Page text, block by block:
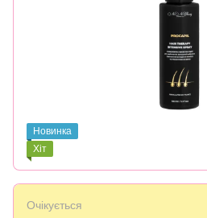
Новинка
Хіт
Очікується